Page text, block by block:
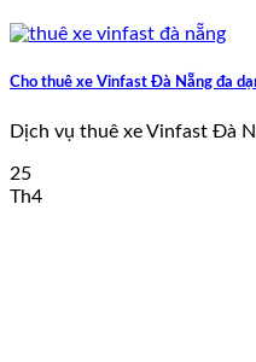
Cho thuê xe Vinfast Đà Nẵng đa
Dịch vụ thuê xe Vinfast Đà
25
Th4